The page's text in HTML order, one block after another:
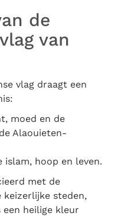
de
van
vlag draagt een
moed en de
Alaouieten-
islam, hoop en leven.
met de
keizerlijke steden,
heilige kleur